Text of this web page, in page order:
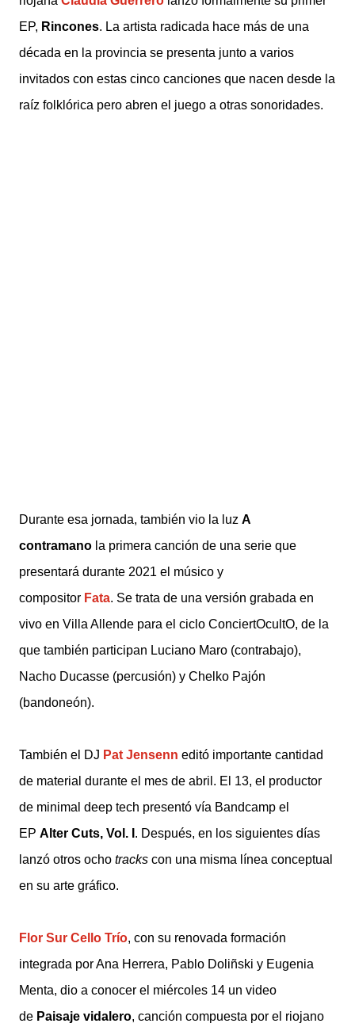
EP, Rincones. La artista radicada hace más de una
década en la provincia se presenta junto a varios
invitados con estas cinco canciones que nacen desde la
raíz folklórica pero abren el juego a otras sonoridades.
Durante esa jornada, también vio la luz A
contramano la primera canción de una serie que
presentará durante 2021 el músico y
compositor Fata. Se trata de una versión grabada en
vivo en Villa Allende para el ciclo ConciertOcultO, de la
que también participan Luciano Maro (contrabajo),
Nacho Ducasse (percusión) y Chelko Pajón
(bandoneón).
También el DJ Pat Jensenn editó importante cantidad
de material durante el mes de abril. El 13, el productor
de minimal deep tech presentó vía Bandcamp el
EP Alter Cuts, Vol. I . Después, en los siguientes días
lanzó otros ocho tracks con una misma línea conceptual
en su arte gráfico.
Flor Sur Cello Trío, con su renovada formación
integrada por Ana Herrera, Pablo Doliñski y Eugenia
Menta, dio a conocer el miércoles 14 un video
de Paisaje vidalero, canción compuesta por el riojano